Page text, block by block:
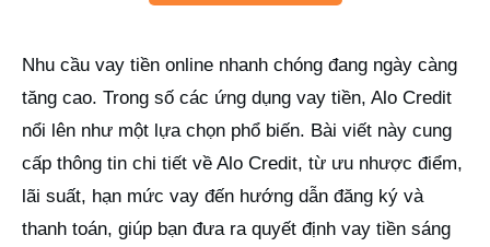
Nhu cầu vay tiền online nhanh chóng đang ngày càng
tăng cao. Trong số các ứng dụng vay tiền, Alo Credit
nổi lên như một lựa chọn phổ biến. Bài viết này cung
cấp thông tin chi tiết về Alo Credit, từ ưu nhược điểm,
lãi suất, hạn mức vay đến hướng dẫn đăng ký và
thanh toán, giúp bạn đưa ra quyết định vay tiền sáng